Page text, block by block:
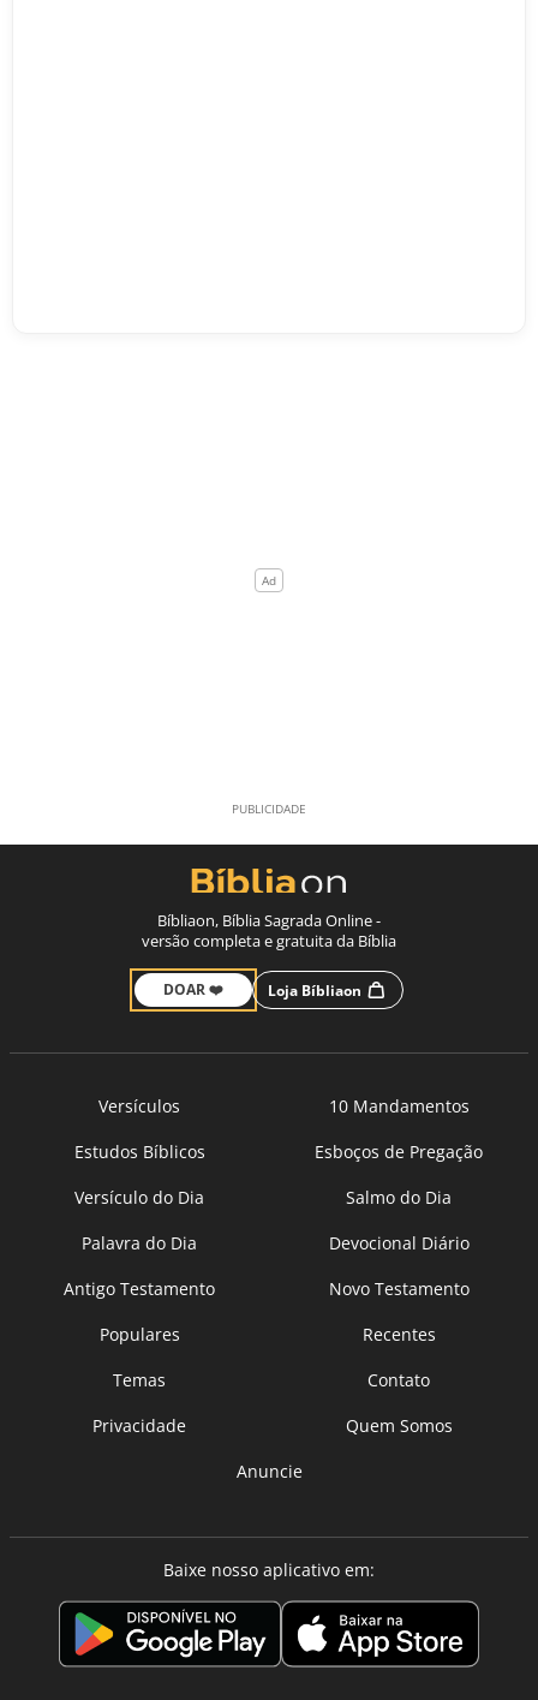
Bíbliaon, Bíblia Sagrada Online -
versão completa e gratuita da Bíblia
DOAR ❤️ Loja Bíbliaon
Versículos
10 Mandamentos
Estudos Bíblicos
Esboços de Pregação
Versículo do Dia
Salmo do Dia
Palavra do Dia
Devocional Diário
Antigo Testamento
Novo Testamento
Populares
Recentes
Temas
Contato
Privacidade
Quem Somos
Anuncie
Baixe nosso aplicativo em: